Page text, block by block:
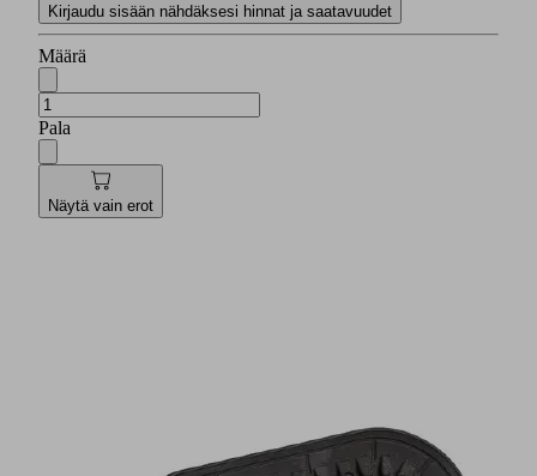
Kirjaudu sisään nähdäksesi hinnat ja saatavuudet
Määrä
Pala
Näytä vain erot